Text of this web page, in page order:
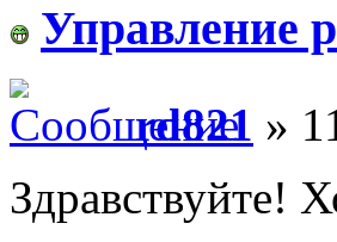
Управление
rd821 »
Здравствуйте!